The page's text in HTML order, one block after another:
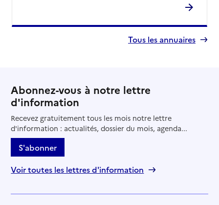
Tous les annuaires
Abonnez-vous à notre lettre
d'information
Recevez gratuitement tous les mois notre lettre
d'information : actualités, dossier du mois, agenda...
S'abonner
Voir toutes les lettres d'information